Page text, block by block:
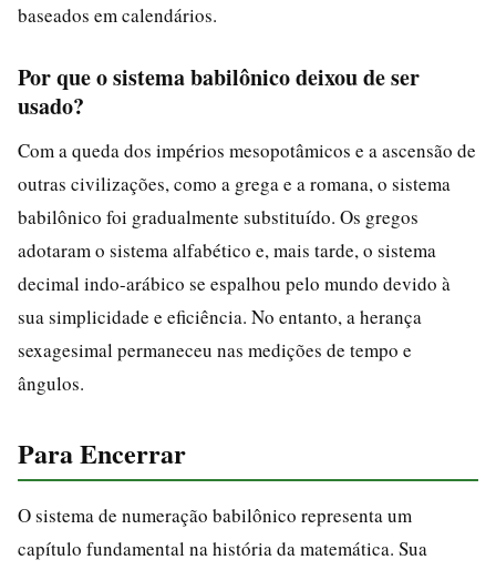
baseados em calendários.
Por que o sistema babilônico deixou de ser
usado?
Com a queda dos impérios mesopotâmicos e a ascensão de
outras civilizações, como a grega e a romana, o sistema
babilônico foi gradualmente substituído. Os gregos
adotaram o sistema alfabético e, mais tarde, o sistema
decimal indo-arábico se espalhou pelo mundo devido à
sua simplicidade e eficiência. No entanto, a herança
sexagesimal permaneceu nas medições de tempo e
ângulos.
Para Encerrar
O sistema de numeração babilônico representa um
capítulo fundamental na história da matemática. Sua